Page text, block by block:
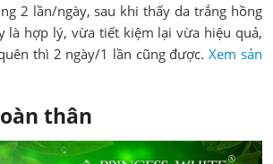
2 lần/ngày, sau khi thấy da trắng hồng
là hợp lý, vừa tiết kiệm lại vừa hiệu quả,
thì 2 ngày/1 lần cũng được.Xem sản
thân